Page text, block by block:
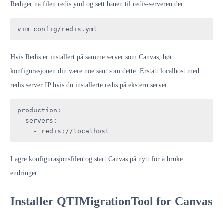
Rediger nå filen redis.yml og sett banen til redis-serveren der.
vim config/redis.yml
Hvis Redis er installert på samme server som Canvas, bør
konfigurasjonen din være noe sånt som dette. Erstatt localhost med
redis server IP hvis du installerte redis på ekstern server.
production :
servers :
    -
Lagre konfigurasjonsfilen og start Canvas på nytt for å bruke
endringer.
Installer QTIMigrationTool for Canvas